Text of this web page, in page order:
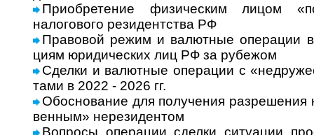
Приобретение физическим лицом
налогового резидентства РФ
Правовой режим и валютные операции
циям юри­ди­чес­ких лиц РФ за рубе­жом
Сделки и валют­ные опе­ра­ции с
тами в 2022 - 2026 гг.
Обоснование для получения разрешения
вен­ным» нере­зи­ден­том
Вопросы, операции, сделки, ситуации,